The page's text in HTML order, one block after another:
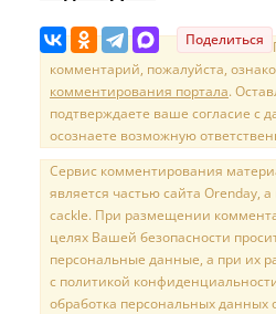
Поделиться
комментарий, пожалуйста,
комментирования портала.
подтверждаете ваше согласие с
осознаете возможную
Сервис комментирования
является частью сайта Orenday,
cackle. При размещении
целях Вашей безопасности
персональные данные, а при их
с политикой
обработка персональных данных